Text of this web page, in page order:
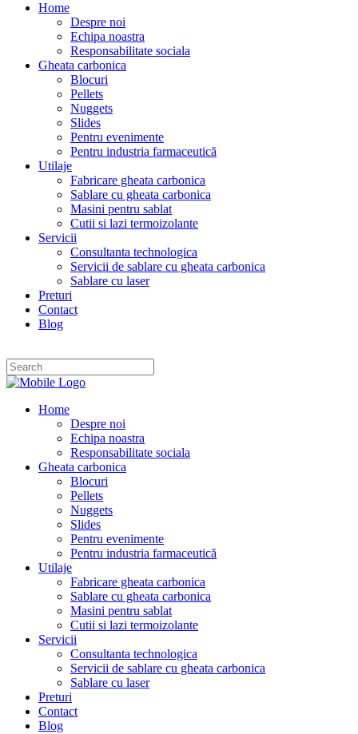
Home
Despre noi
Echipa noastra
Responsabilitate sociala
Gheata carbonica
Blocuri
Pellets
Nuggets
Slides
Pentru evenimente
Pentru industria farmaceutică
Utilaje
Fabricare gheata carbonica
Sablare cu gheata carbonica
Masini pentru sablat
Cutii si lazi termoizolante
Servicii
Consultanta technologica
Servicii de sablare cu gheata carbonica
Sablare cu laser
Preturi
Contact
Blog
Home
Despre noi
Echipa noastra
Responsabilitate sociala
Gheata carbonica
Blocuri
Pellets
Nuggets
Slides
Pentru evenimente
Pentru industria farmaceutică
Utilaje
Fabricare gheata carbonica
Sablare cu gheata carbonica
Masini pentru sablat
Cutii si lazi termoizolante
Servicii
Consultanta technologica
Servicii de sablare cu gheata carbonica
Sablare cu laser
Preturi
Contact
Blog